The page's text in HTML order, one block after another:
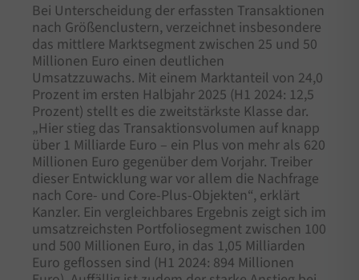
Bei Unterscheidung der erfassten Transaktionen
nach Größenclustern, verzeichnet insbesondere
das mittlere Marktsegment zwischen 25 und 50
Millionen Euro einen deutlichen
Umsatzzuwachs. Mit einem Marktanteil von 24,0
Prozent im ersten Halbjahr 2025 (H1 2024: 12,5
Prozent) stellt es die zweitstärkste Klasse dar.
„Hier stieg das Transaktionsvolumen auf knapp
über 1 Milliarde Euro – ein Plus von mehr als 620
Millionen Euro gegenüber dem Vorjahr. Treiber
dieser Entwicklung war vor allem die Nachfrage
nach Core- und Core-Plus-Objekten“, erklärt
Kanzler. Ein vergleichbares Ergebnis zeigt sich im
umsatzreichsten Portfoliosegment zwischen 100
und 500 Millionen Euro, in das 1,05 Milliarden
Euro geflossen sind (H1 2024: 894 Millionen